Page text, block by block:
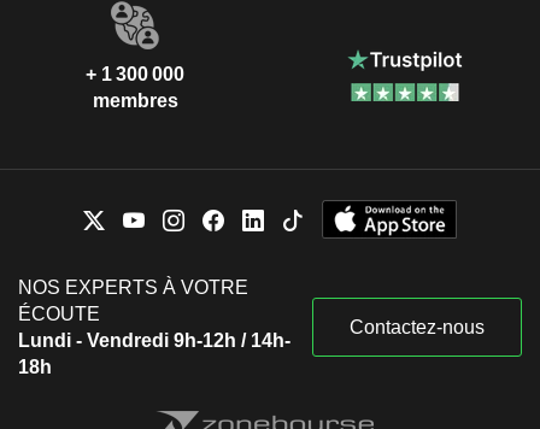
+ 1 300 000
membres
NOS EXPERTS À VOTRE
ÉCOUTE
Lundi - Vendredi 9h-12h / 14h-
18h
Contactez-nous